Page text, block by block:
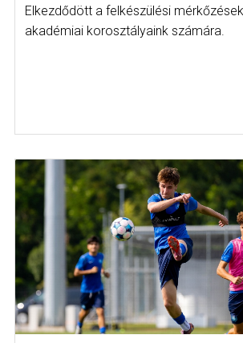
Elkezdődött a felkészülési
akadémiai korosztályaink számára.